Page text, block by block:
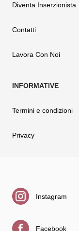
Diventa Inserzionista
Contatti
Lavora Con Noi
Termini e condizioni
Privacy
Instagram
Facebook